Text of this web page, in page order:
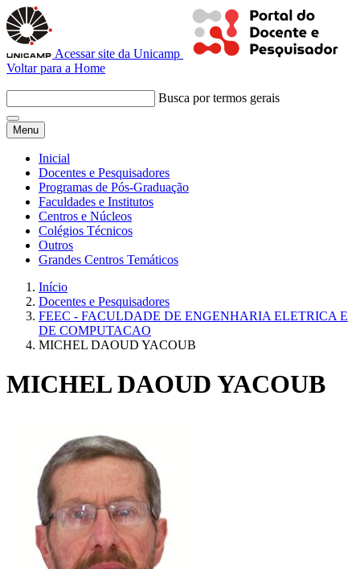
Acessar site da Unicamp
Voltar para a Home
Busca por termos gerais
Menu
Inicial
Docentes e Pesquisadores
Programas de Pós-Graduação
Faculdades e Institutos
Centros e Núcleos
Colégios Técnicos
Outros
Grandes Centros Temáticos
Início
Docentes e Pesquisadores
FEEC - FACULDADE DE ENGENHARIA ELETRICA E
DE COMPUTACAO
MICHEL DAOUD YACOUB
MICHEL DAOUD YACOUB